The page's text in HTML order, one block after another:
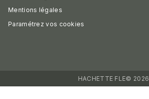
Mentions légales
Paramétrez vos cookies
HACHETTE FLE© 2026